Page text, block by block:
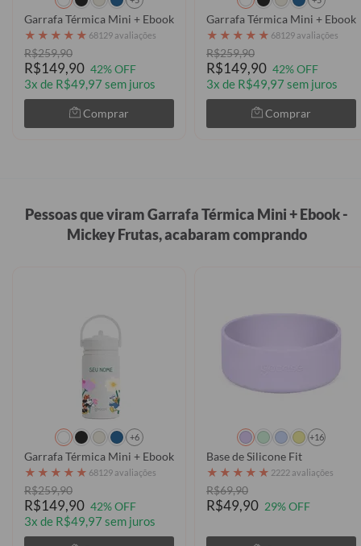
Garrafa Térmica Mini + Ebook - Princess Garden
★ ★ ★ ★ ★ 68129 avaliações
R$259,90
R$149,90 42% OFF
3x de R$49,97 sem juros
Comprar
Garrafa Térmica Mini + Ebook
★ ★ ★ ★ ★ 68129 avaliações
R$259,90
R$149,90 42% OFF
3x de R$49,97 sem juros
Comprar
Pessoas que viram Garrafa Térmica Mini + Ebook -
Mickey Frutas, acabaram comprando
+6
Garrafa Térmica Mini + Ebook - Mickey & Amigos - No Jardim
★ ★ ★ ★ ★ 68129 avaliações
R$259,90
R$149,90 42% OFF
3x de R$49,97 sem juros
+16
Base de Silicone Fit
★ ★ ★ ★ ★ 2222 avaliações
R$69,90
R$49,90 29% OFF